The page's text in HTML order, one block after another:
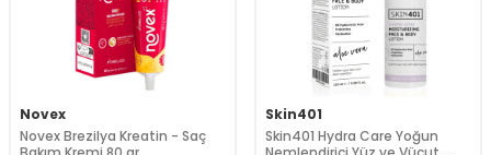
Novex
Novex Brezilya Kreatin - Saç
Skin401
Skin401 Hydra Care Yoğun